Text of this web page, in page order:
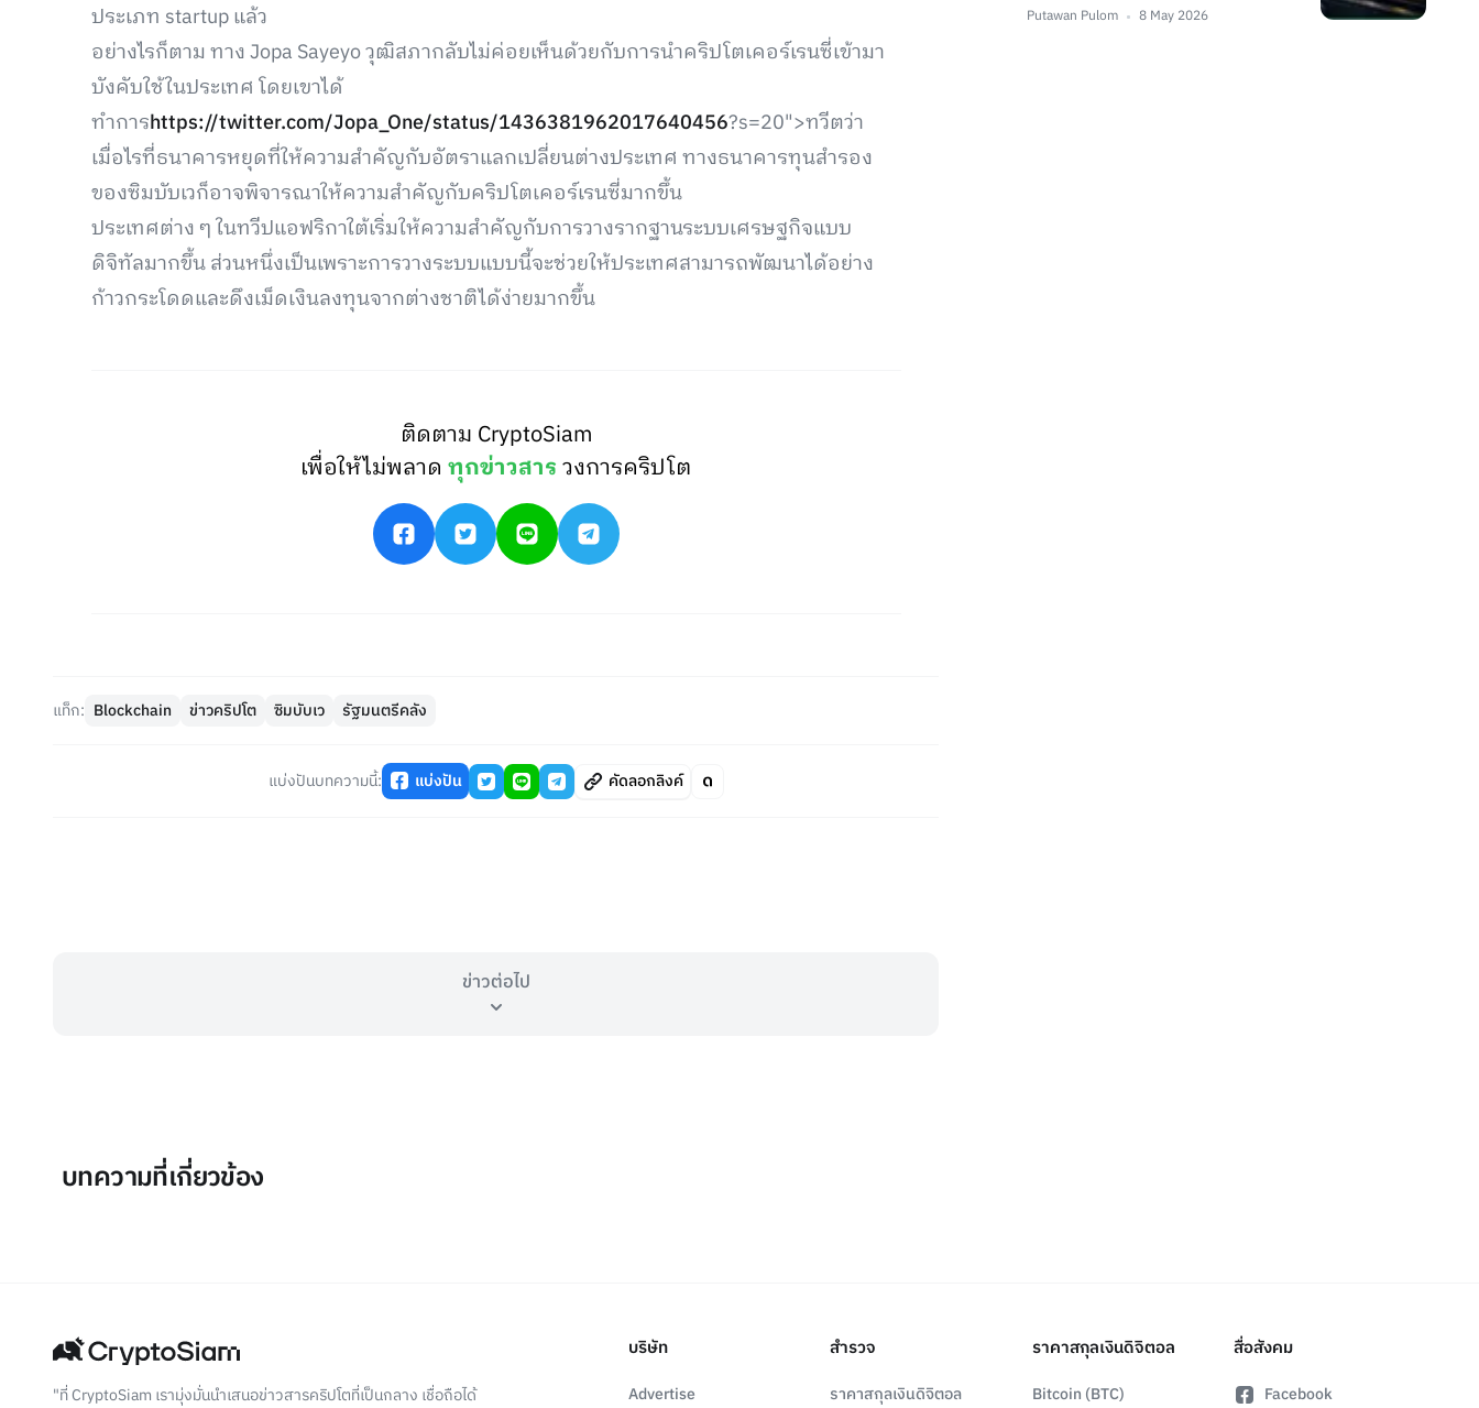
ประเภท startup แล้ว
อย่างไรก็ตาม ทาง Jopa Sayeyo วุฒิสภากลับไม่ค่อยเห็นด้วยกับการนำคริปโตเคอร์เรนซี่เข้ามา
บังคับใช้ในประเทศ โดยเขาได้
ทำการhttps://twitter.com/Jopa_One/status/1436381962017640456?s=20">ทวีตว่า
เมื่อไรที่ธนาคารหยุดที่ให้ความสำคัญกับอัตราแลกเปลี่ยนต่างประเทศ ทางธนาคารทุนสำรอง
ของซิมบับเวก็อาจพิจารณาให้ความสำคัญกับคริปโตเคอร์เรนซี่มากขึ้น
ประเทศต่าง ๆ ในทวีปแอฟริกาใต้เริ่มให้ความสำคัญกับการวางรากฐานระบบเศรษฐกิจแบบ
ดิจิทัลมากขึ้น ส่วนหนึ่งเป็นเพราะการวางระบบแบบนี้จะช่วยให้ประเทศสามารถพัฒนาได้อย่าง
ก้าวกระโดดและดึงเม็ดเงินลงทุนจากต่างชาติได้ง่ายมากขึ้น
ติดตาม CryptoSiam
เพื่อให้ไม่พลาดทุกข่าวสารวงการคริปโต
แท็ก: Blockchain ข่าวคริปโต ซิมบับเว รัฐมนตรีคลัง
แบ่งปันบทความนี้: แบ่งปัน คัดลอกลิงค์
ข่าวต่อไป
Putawan Pulom 8 May 2026
บทความที่เกี่ยวข้อง
"ที่ CryptoSiam เรามุ่งมั่นนำเสนอข่าวสารคริปโตที่เป็นกลาง เชื่อถือได้
บริษัท
Advertise
สำรวจ
ราคาสกุลเงินดิจิตอล
ราคาสกุลเงินดิจิตอล
Bitcoin (BTC)
สื่อสังคม
Facebook